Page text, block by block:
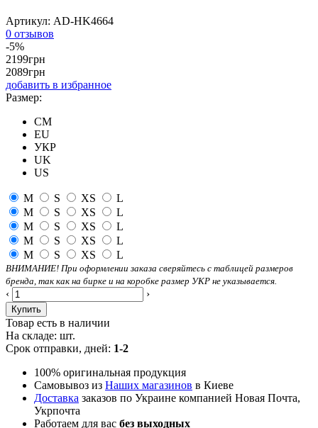
Артикул: AD-HK4664
0 отзывов
-5%
2199грн
2089грн
добавить в избранное
Размер:
CM
EU
УКР
UK
US
M S XS
L
M
S XS
L
M
S XS
L
M
S XS
L
M
S XS L
ВНИМАНИЕ! При оформлении заказа сверяйтесь с таблицей размеров
бренда, так как на бирке и на коробке размер УКР не указывается.
‹ ›
Купить
Товар есть в наличии
На складе: шт.
Срок отправки, дней: 1-2
100% оригинальная продукция
Самовывоз из Наших магазинов в Киеве
Доставка заказов по Украине компанией Новая Почта,
Укрпочта
Работаем для вас без выходных